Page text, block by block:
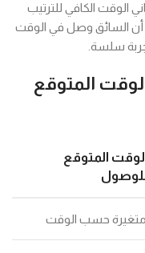
مما أعطاني الوقت الكافي للترتيب
أن السائق وصل في الوقت
سلسة.
المتوقع
المتوقع
متغيرة حسب الوقت